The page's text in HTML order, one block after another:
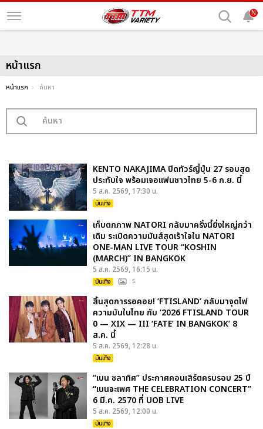
N
หน้าแรก
หน้าแรก ค้นหา
KENTO NAKAJIMA ปิดทัวร์ญี่ปุ่น 27 รอบสุด
ประทับใจ พร้อมเจอแฟนชาวไทย 5-6 ก.ย. นี้
5 ส.ค. 2569, 17:30 น.
บันเทิง
เก็บตกภาพ NATORI กลับมาครั้งนี้ยิ่งใหญ่กว่า
เดิม ระเบิดความมันส์สุดเร้าใจใน NATORI
ONE-MAN LIVE TOUR “KOSHIN
(MARCH)” IN BANGKOK
5 ส.ค. 2569, 16:15 น.
บันเทิง : 5
สิ้นสุดการรอคอย! ‘FTISLAND’ กลับมาจุดไฟ
ความมันในไทย กับ ‘2026 FTISLAND TOUR
0 — XIX — III ‘FATE’ IN BANGKOK’ 8
ส.ค. นี้
5 ส.ค. 2569, 12:28 น.
บันเทิง
“เบน ชลาทิศ” ประกาศคอนเสิร์ตครบรอบ 25 ปี
“เบนจะเพศ THE CELEBRATION CONCERT”
6 มี.ค. 2570 ที่ UOB LIVE
5 ส.ค. 2569, 12:00 น.
บันเทิง